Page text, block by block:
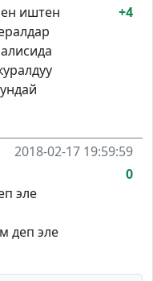
иштен
+4
2018-02-17 19:59:59
эле
деп эле
0